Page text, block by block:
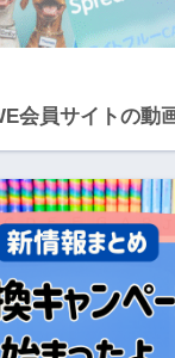
会員サイトの動